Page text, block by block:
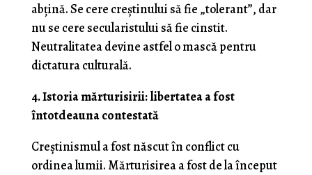
abțină. Se cere creștinului să fie „tolerant”, dar
nu se cere secularistului să fie cinstit.
Neutralitatea devine astfel o mască pentru
dictatura culturală.
4. Istoria mărturisirii: libertatea a fost
întotdeauna contestată
Creștinismul a fost născut în conflict cu
ordinea lumii. Mărturisirea a fost de la început